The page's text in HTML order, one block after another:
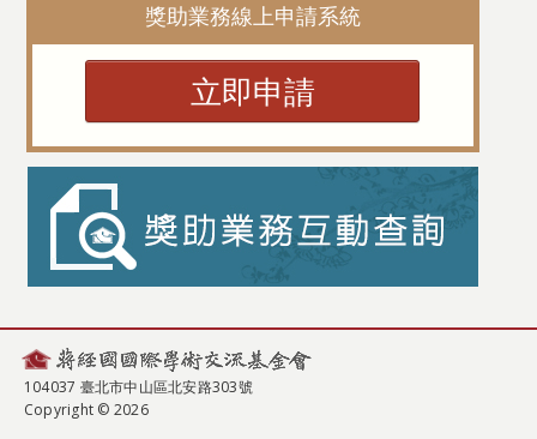
獎助業務線上申請系統
立即申請
104037 臺北市中山區北安路303號
Copyright © 2026